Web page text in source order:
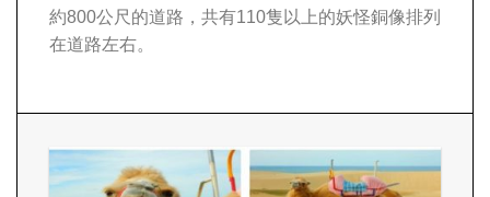
約800公尺的道路，共有110隻以上的妖怪銅像排列
在道路左右。